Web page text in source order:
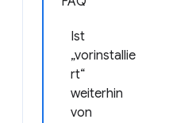
Ist
„vorinstallie
rt“
weiterhin
von